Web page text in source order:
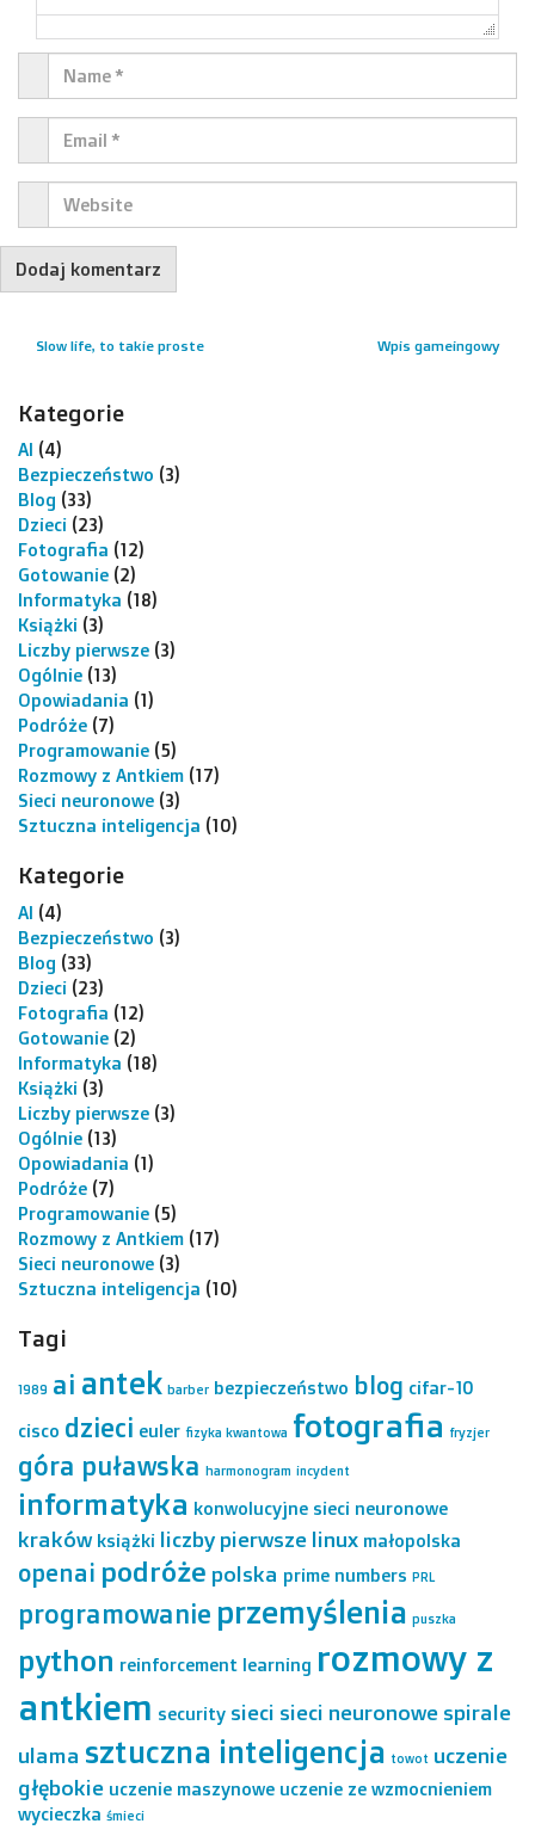
Wpis gameingowy
Slow life, to takie proste
Kategorie
AI (4)
Bezpieczeństwo (3)
Blog (33)
Dzieci (23)
Fotografia (12)
Gotowanie (2)
Informatyka (18)
Książki (3)
Liczby pierwsze (3)
Ogólnie (13)
Opowiadania (1)
Podróże (7)
Programowanie (5)
Rozmowy z Antkiem (17)
Sieci neuronowe (3)
Sztuczna inteligencja (10)
Kategorie
AI (4)
Bezpieczeństwo (3)
Blog (33)
Dzieci (23)
Fotografia (12)
Gotowanie (2)
Informatyka (18)
Książki (3)
Liczby pierwsze (3)
Ogólnie (13)
Opowiadania (1)
Podróże (7)
Programowanie (5)
Rozmowy z Antkiem (17)
Sieci neuronowe (3)
Sztuczna inteligencja (10)
Tagi
1989 ai antek barber bezpieczeństwo blog cifar-10
cisco dzieci euler fizyka kwantowa fotografia fryzjer
góra puławska harmonogram incydent
informatyka konwolucyjne sieci neuronowe
kraków książki liczby pierwsze linux małopolska
openai podróże polska prime numbers PRL
programowanie przemyślenia puszka
python reinforcement learning rozmowy z
antkiem security sieci sieci neuronowe spirale
ulama sztuczna inteligencja towot uczenie
głębokie uczenie maszynowe uczenie ze wzmocnieniem
wycieczka śmieci